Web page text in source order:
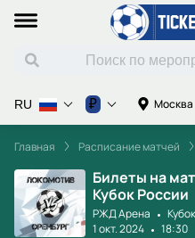
Москва
RU ₽
Главная Расписание матчей
Билеты на
Кубок России
РЖД Арена
1 окт. 2024
18:30